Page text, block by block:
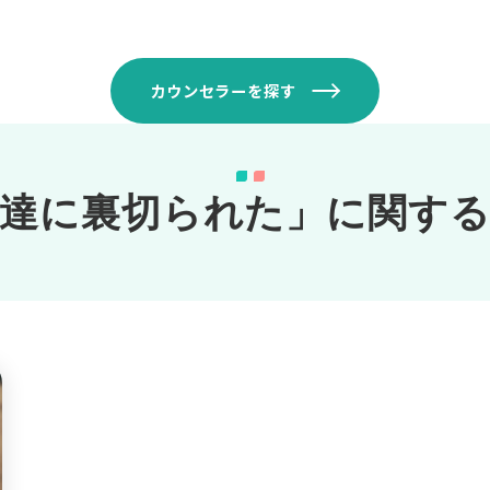
カウンセラーを探す
に裏切られた」に関す